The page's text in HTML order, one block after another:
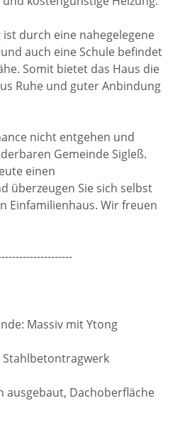
durch eine nahegelegene
auch eine Schule befindet
Somit bietet das Haus die
Ruhe und guter Anbindung
nicht entgehen und
Gemeinde Sigleß.
einen
überzeugen Sie sich selbst
Einfamilienhaus. Wir freuen
Massiv mit Ytong
Dachoberfläche